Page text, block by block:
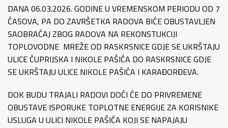
DANA 06.03.2026. GODINE U VREMENSKOM PERIODU OD 7
ČASOVA, PA DO ZAVRŠETKA RADOVA BIĆE OBUSTAVLJEN
SAOBRAĆAJ ZBOG RADOVA NA REKONSTUKCIJI
TOPLOVODNE MREŽE OD RASKRSNICE GDJE SE UKRŠTAJU
ULICE ĆUPRIJSKA I NIKOLE PAŠIĆA DO RASKRSNICE GDJE
SE UKRŠTAJU ULICE NIKOLE PAŠIĆA I KARAĐORĐEVA.
DOK BUDU TRAJALI RADOVI DOĆI ĆE DO PRIVREMENE
OBUSTAVE ISPORUKE TOPLOTNE ENERGIJE ZA KORISNIKE
USLUGA U ULICI NIKOLE PAŠIĆA KOJI SE NAPAJAJU